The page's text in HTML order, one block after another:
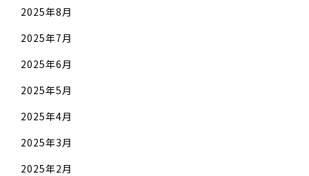
2025年8月
2025年7月
2025年6月
2025年5月
2025年4月
2025年3月
2025年2月